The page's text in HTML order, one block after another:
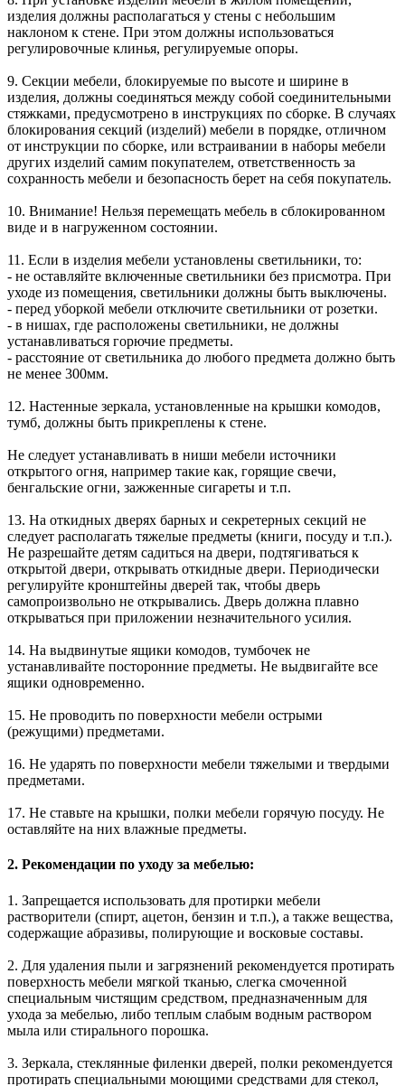
изделия должны располагаться у стены с небольшим
наклоном к стене. При этом должны использоваться
регулировочные клинья, регулируемые опоры.
9. Секции мебели, блокируемые по высоте и ширине в
изделия, должны соединяться между собой соединительными
стяжками, предусмотрено в инструкциях по сборке. В случаях
блокирования секций (изделий) мебели в порядке, отличном
от инструкции по сборке, или встраивании в наборы мебели
других изделий самим покупателем, ответственность за
сохранность мебели и безопасность берет на себя покупатель.
10. Внимание! Нельзя перемещать мебель в сблокированном
виде и в нагруженном состоянии.
11. Если в изделия мебели установлены светильники, то:
- не оставляйте включенные светильники без присмотра. При
уходе из помещения, светильники должны быть выключены.
- перед уборкой мебели отключите светильники от розетки.
- в нишах, где расположены светильники, не должны
устанавливаться горючие предметы.
- расстояние от светильника до любого предмета должно быть
не менее 300мм.
12. Настенные зеркала, установленные на крышки комодов,
тумб, должны быть прикреплены к стене.
Не следует устанавливать в ниши мебели источники
открытого огня, например такие как, горящие свечи,
бенгальские огни, зажженные сигареты и т.п.
13. На откидных дверях барных и секретерных секций не
следует располагать тяжелые предметы (книги, посуду и т.п.).
Не разрешайте детям садиться на двери, подтягиваться к
открытой двери, открывать откидные двери. Периодически
регулируйте кронштейны дверей так, чтобы дверь
самопроизвольно не открывались. Дверь должна плавно
открываться при приложении незначительного усилия.
14. На выдвинутые ящики комодов, тумбочек не
устанавливайте посторонние предметы. Не выдвигайте все
ящики одновременно.
15. Не проводить по поверхности мебели острыми
(режущими) предметами.
16. Не ударять по поверхности мебели тяжелыми и твердыми
предметами.
17. Не ставьте на крышки, полки мебели горячую посуду. Не
оставляйте на них влажные предметы.
2. Рекомендации по уходу за мебелью:
1. Запрещается использовать для протирки мебели
растворители (спирт, ацетон, бензин и т.п.), а также вещества,
содержащие абразивы, полирующие и восковые составы.
2. Для удаления пыли и загрязнений рекомендуется протирать
поверхность мебели мягкой тканью, слегка смоченной
специальным чистящим средством, предназначенным для
ухода за мебелью, либо теплым слабым водным раствором
мыла или стирального порошка.
3. Зеркала, стеклянные филенки дверей, полки рекомендуется
протирать специальными моющими средствами для стекол,